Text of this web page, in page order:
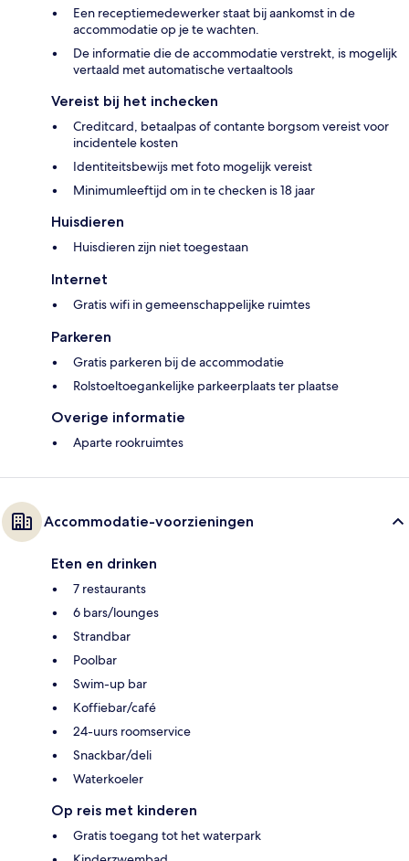
Een receptiemedewerker staat bij aankomst in de
accommodatie op je te wachten.
De informatie die de accommodatie verstrekt, is mogelijk
vertaald met automatische vertaaltools
Vereist bij het inchecken
Creditcard, betaalpas of contante borgsom vereist voor
incidentele kosten
Identiteitsbewijs met foto mogelijk vereist
Minimumleeftijd om in te checken is 18 jaar
Huisdieren
Huisdieren zijn niet toegestaan
Internet
Gratis wifi in gemeenschappelijke ruimtes
Parkeren
Gratis parkeren bij de accommodatie
Rolstoeltoegankelijke parkeerplaats ter plaatse
Overige informatie
Aparte rookruimtes
Accommodatie-voorzieningen
Eten en drinken
7 restaurants
6 bars/lounges
Strandbar
Poolbar
Swim-up bar
Koffiebar/café
24-uurs roomservice
Snackbar/deli
Waterkoeler
Op reis met kinderen
Gratis toegang tot het waterpark